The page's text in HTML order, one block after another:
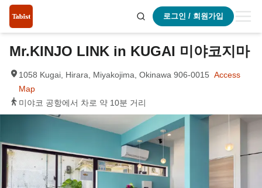
로그인 / 회원가입
Mr.KINJO LINK in KUGAI 미야코지마
1058 Kugai, Hirara, Miyakojima, Okinawa 906-0015 Access
Map
미야코 공항에서 차로 약 10분 거리